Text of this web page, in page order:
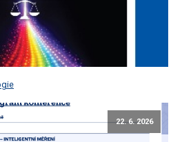
22. 6. 2026